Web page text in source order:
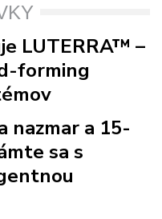
LUTERRA™ –
forming
a 15-
sa s